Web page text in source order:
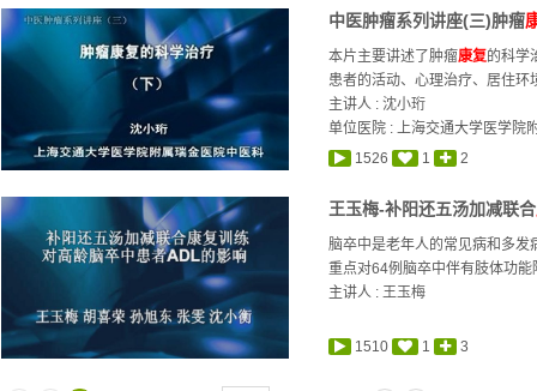
中医肿瘤系列讲座(三)肿瘤
本片主要讲述了肿瘤康复的科学
患者的活动、心理治疗、居住环
主讲人 :沈小珩
单位医院 : 上海交通大学医学院
1526
1 2
王玉梅-补阳还五汤加减联合
脑卒中是老年人的常见病和多
重点对64例脑卒中伴有肢体功
主讲人 :王玉梅
1510 1 3